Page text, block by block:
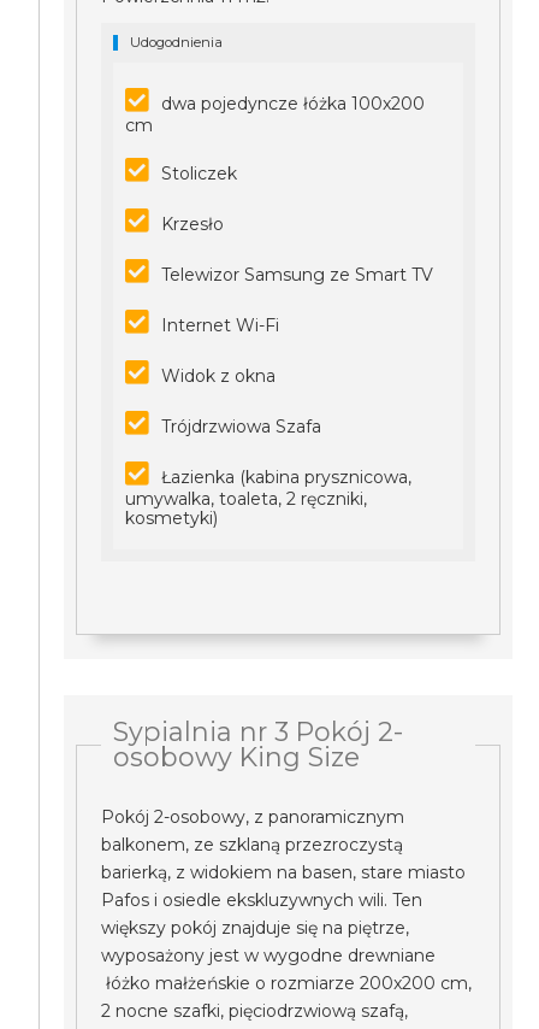
Udogodnienia
dwa pojedyncze łóżka 100x200
cm
Stoliczek
Krzesło
Telewizor Samsung ze Smart TV
Internet Wi-Fi
Widok z okna
Trójdrzwiowa Szafa
Łazienka (kabina prysznicowa,
umywalka, toaleta, 2 ręczniki,
kosmetyki)
Sypialnia nr 3 Pokój 2-
osobowy King Size
Pokój 2-osobowy, z panoramicznym
balkonem, ze szklaną przezroczystą
barierką, z widokiem na basen, stare miasto
Pafos i osiedle ekskluzywnych wili. Ten
większy pokój znajduje się na piętrze,
wyposażony jest w wygodne drewniane
łóżko małżeńskie o rozmiarze 200x200 cm,
2 nocne szafki, pięciodrzwiową szafą,